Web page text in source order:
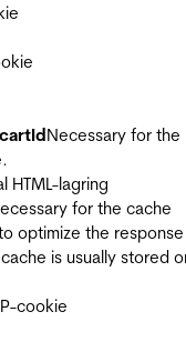
Necessary for the
HTML-lagring
for the cache
optimize the
is usually stored
cookie